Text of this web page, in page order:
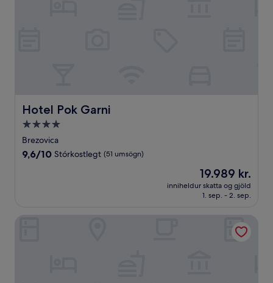
Hotel Pok Garni
Hotel Pok Garni
4.0
stjörnu
gististaður
Brezovica
9.6
9,6/10 Stórkostlegt (51 umsögn)
Verðið
er
19.989 kr.
19.989 kr.
inniheldur skatta og gjöld
1. sep. - 2. sep.